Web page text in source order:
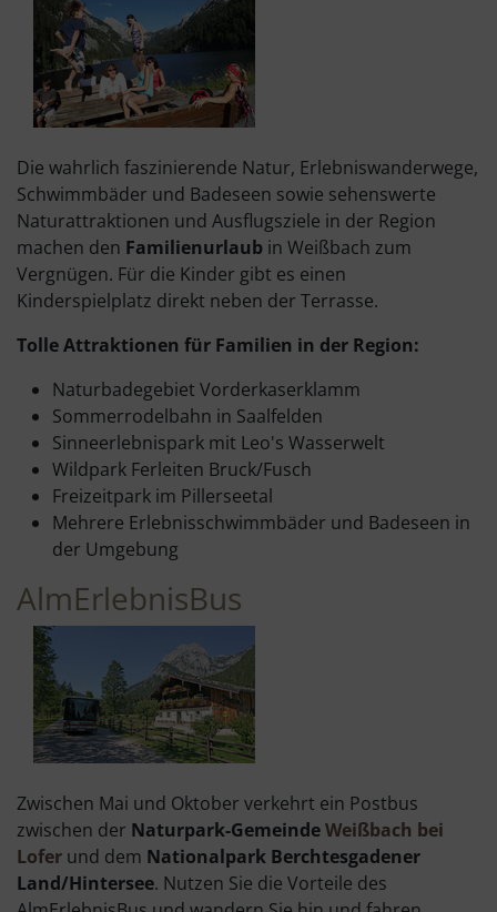
Die wahrlich faszinierende Natur, Erlebniswanderwege,
Schwimmbäder und Badeseen sowie sehenswerte
Naturattraktionen und Ausflugsziele in der Region
machen den Familienurlaub in Weißbach zum
Vergnügen. Für die Kinder gibt es einen
Kinderspielplatz direkt neben der Terrasse.
Tolle Attraktionen für Familien in der Region:
Naturbadegebiet Vorderkaserklamm
Sommerrodelbahn in Saalfelden
Sinneerlebnispark mit Leo's Wasserwelt
Wildpark Ferleiten Bruck/Fusch
Freizeitpark im Pillerseetal
Mehrere Erlebnisschwimmbäder und Badeseen in
der Umgebung
AlmErlebnisBus
Zwischen Mai und Oktober verkehrt ein Postbus
zwischen der Naturpark-GemeindeWeißbach bei
Lofer und dem Nationalpark Berchtesgadener
Land/Hintersee. Nutzen Sie die Vorteile des